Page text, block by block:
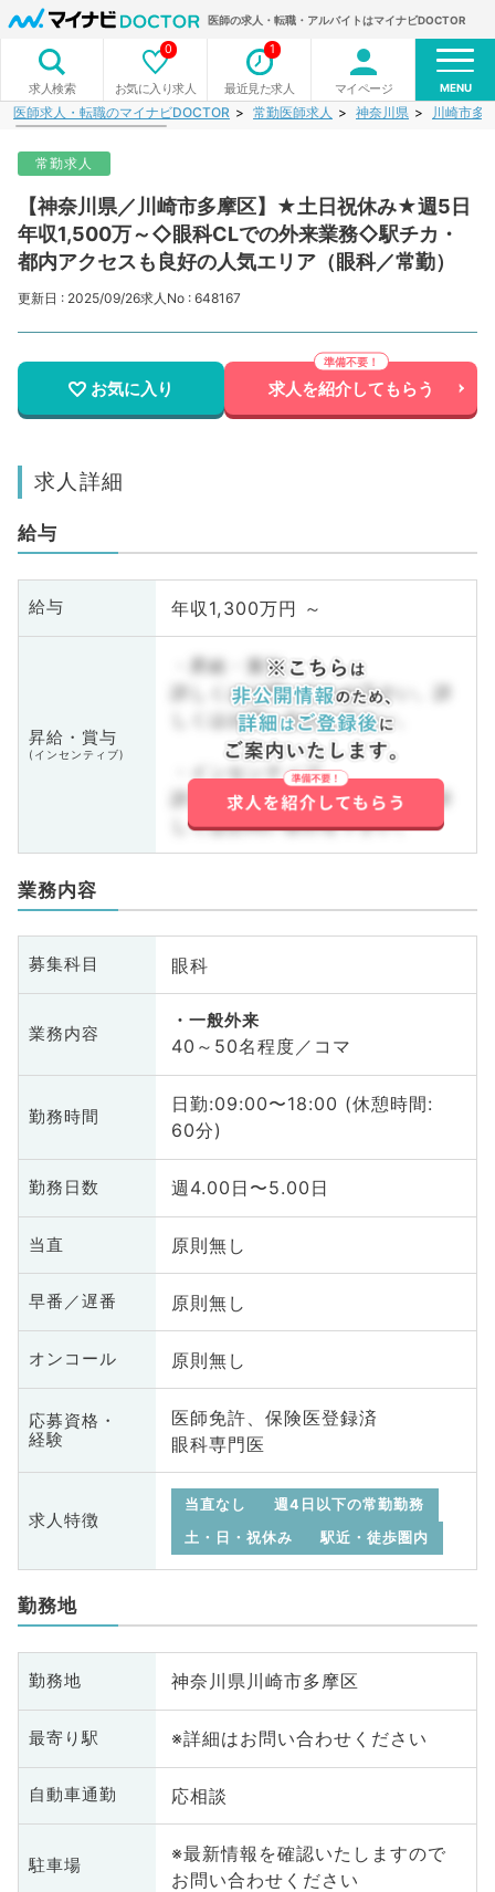
医師の求人・転職・アルバイトはマイナビDOCTOR
求人検索 お気に入り求人
0
最近見た求人
1
マイページ MENU
医師求人・転職のマイナビDOCTOR 常勤医師求人 神奈川県 川崎市多
常勤求人
【神奈川県／川崎市多摩区】★土日祝休み★週5日
年収1,500万～◇眼科CLでの外来業務◇駅チカ・
都内アクセスも良好の人気エリア（眼科／常勤）
更新日 : 2025/09/26求人No : 648167
お気に入り 求人を紹介してもらう
求人詳細
給与
給与 年収1,300万円 ～
昇給・賞与
(インセンティブ)
・昇給・賞与
詳しくはお問い合わせ下さい。詳
しくはお問い合わせ下さい。
・インセンティブ
詳しくはお問い合わせ下さい。詳
しくはお問い合わせ下さい。
業務内容
募集科目 眼科
業務内容
一般外来
40～50名程度／コマ
勤務時間
日勤:09:00〜18:00 (休憩時間:
60分)
勤務日数 週4.00日〜5.00日
当直 原則無し
早番／遅番 原則無し
オンコール 原則無し
応募資格・
経験
医師免許、保険医登録済
眼科専門医
求人特徴
当直なし
週4日以下の常勤勤務
土・日・祝休み
駅近・徒歩圏内
勤務地
勤務地 神奈川県川崎市多摩区
最寄り駅 ※詳細はお問い合わせください
自動車通勤 応相談
駐車場
※最新情報を確認いたしますので
お問い合わせください